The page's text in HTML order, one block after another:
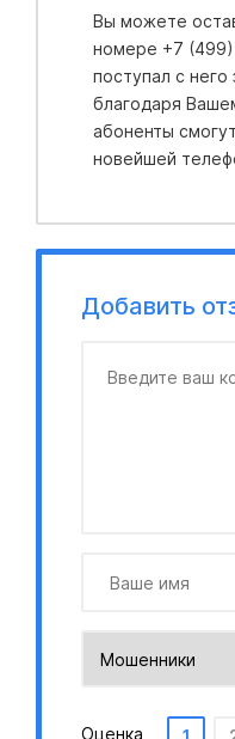
Вы можете
номере +7
поступал с
благодаря
абоненты
новейшей
Добавить
Оценка